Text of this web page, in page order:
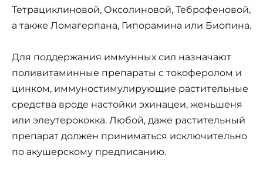
Тетрациклиновой, Оксолиновой, Теброфеновой,
а также Ломагерпана, Гипорамина или Биопина.
Для поддержания иммунных сил назначают
поливитаминные препараты с токоферолом и
цинком, иммуностимулирующие растительные
средства вроде настойки эхинацеи, женьшеня
или элеутерококка. Любой, даже растительный
препарат должен приниматься исключительно
по акушерскому предписанию.